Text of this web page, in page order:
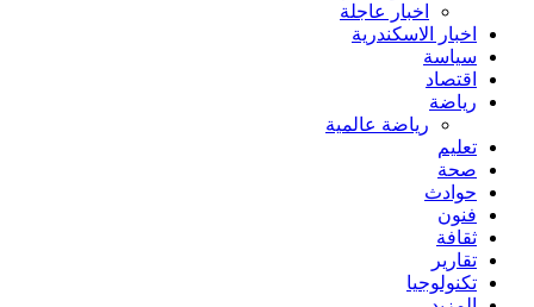
اخبار عاجلة
اخبار الاسكندرية
سياسة
اقتصاد
رياضة
رياضة عالمية
تعليم
صحة
حوادث
فنون
ثقافة
تقارير
تكنولوجيا